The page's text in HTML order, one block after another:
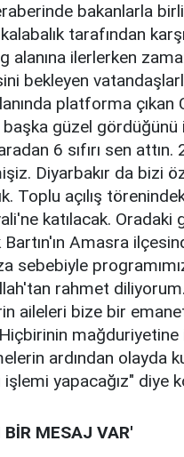
bakanlarla
tarafından
alanına ilerlerken
bekleyen
platforma çıkan
başka güzel
6 sıfırı sen attın.
Diyarbakır da bizi
Toplu açılış
katılacak. Oradaki
Amasra
sebebiyle
rahmet diliyorum.
aileleri bize bir
ardından olayda
yapacağız" diye
MESAJ VAR'